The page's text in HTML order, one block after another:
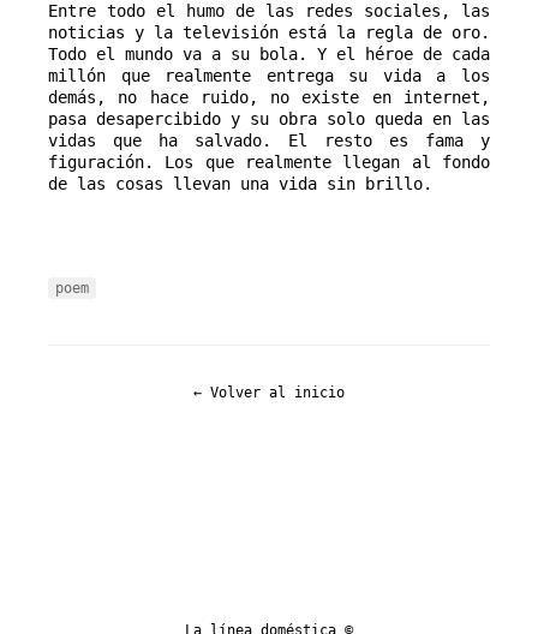
Entre todo el humo de las redes sociales, las
noticias y la televisión está la regla de oro.
Todo el mundo va a su bola. Y el héroe de cada
millón que realmente entrega su vida a los
demás, no hace ruido, no existe en internet,
pasa desapercibido y su obra solo queda en las
vidas que ha salvado. El resto es fama y
figuración. Los que realmente llegan al fondo
de las cosas llevan una vida sin brillo.
poem
← Volver al inicio
La línea doméstica ©